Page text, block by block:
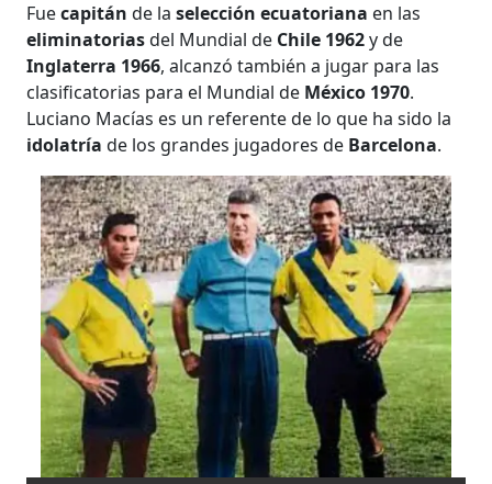
Fuecapitánde laselección ecuatoriana en las
eliminatoriasdel Mundial de Chile 1962y de
Inglaterra 1966, alcanzó también a jugar para las
clasificatorias para el Mundial de México 1970.
Luciano Macías es un referente de lo que ha sido la
idolatríade los grandes jugadores de Barcelona.